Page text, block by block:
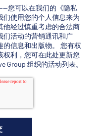
您可以在我们的 《隐私
们使用您的个人信息来为
他经过慎重考虑的合法商
们活动的营销通讯和广
信息和出版物。 您有权
权利，您可在此处更新您
Group 组织的活动列表。